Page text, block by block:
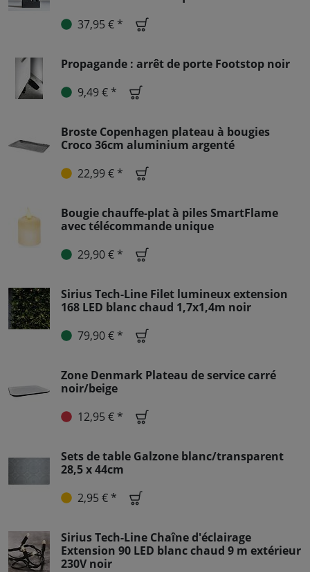
37,95 € *
Propagande : arrêt de porte Footstop noir
9,49 € *
Broste Copenhagen plateau à bougies
Croco 36cm aluminium argenté
22,99 € *
Bougie chauffe-plat à piles SmartFlame
avec télécommande unique
29,90 € *
Sirius Tech-Line Filet lumineux extension
168 LED blanc chaud 1,7x1,4m noir
79,90 € *
Zone Denmark Plateau de service carré
noir/beige
12,95 € *
Sets de table Galzone blanc/transparent
28,5 x 44cm
2,95 € *
Sirius Tech-Line Chaîne d'éclairage
Extension 90 LED blanc chaud 9 m extérieur
230V noir